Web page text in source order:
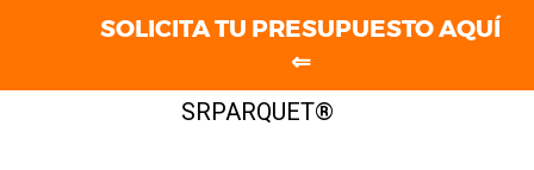
SRPARQUET®
SOLICITA TU PRESUPUESTO AQUÍ
⇐